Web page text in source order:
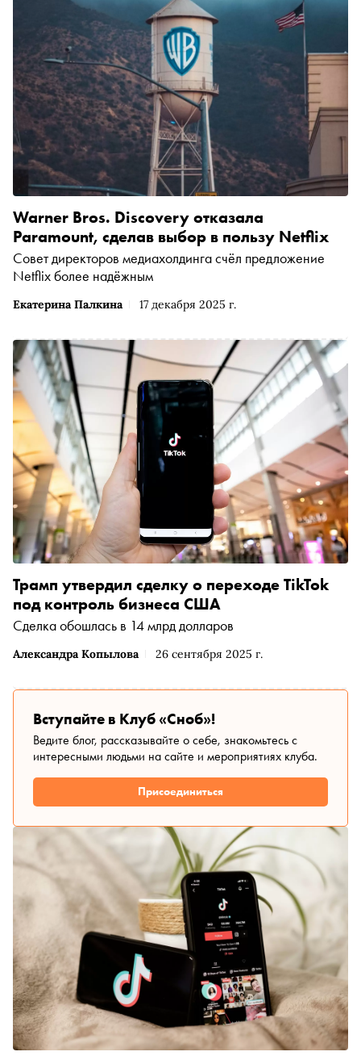
Екатерина Палкина 17 декабря 2025 г.
Warner Bros. Discovery отказала
Paramount, сделав выбор в пользу Netflix
Совет директоров медиахолдинга счёл предложение
Netflix более надёжным
Александра Копылова 26 сентября 2025 г.
Трамп утвердил сделку о переходе TikTok
под контроль бизнеса США
Сделка обошлась в 14 млрд долларов
Вступайте в Клуб «Сноб»!
Ведите блог, рассказывайте о себе, знакомьтесь с
интересными людьми на сайте и мероприятиях клуба.
Присоединиться